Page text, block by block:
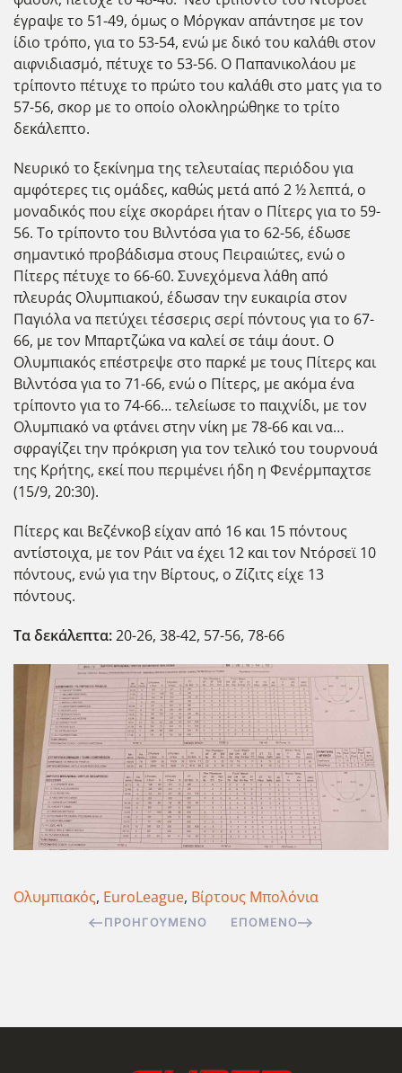
έγραψε το 51-49, όμως ο Μόργκαν απάντησε με τον
ίδιο τρόπο, για το 53-54, ενώ με δικό του καλάθι στον
αιφνιδιασμό, πέτυχε το 53-56. Ο Παπανικολάου με
τρίποντο πέτυχε το πρώτο του καλάθι στο ματς για το
57-56, σκορ με το οποίο ολοκληρώθηκε το τρίτο
δεκάλεπτο.
Νευρικό το ξεκίνημα της τελευταίας περιόδου για
αμφότερες τις ομάδες, καθώς μετά από 2 ½ λεπτά, ο
μοναδικός που είχε σκοράρει ήταν ο Πίτερς για το 59-
56. Το τρίποντο του Βιλντόσα για το 62-56, έδωσε
σημαντικό προβάδισμα στους Πειραιώτες, ενώ ο
Πίτερς πέτυχε το 66-60. Συνεχόμενα λάθη από
πλευράς Ολυμπιακού, έδωσαν την ευκαιρία στον
Παγιόλα να πετύχει τέσσερις σερί πόντους για το 67-
66, με τον Μπαρτζώκα να καλεί σε τάιμ άουτ. Ο
Ολυμπιακός επέστρεψε στο παρκέ με τους Πίτερς και
Βιλντόσα για το 71-66, ενώ ο Πίτερς, με ακόμα ένα
τρίποντο για το 74-66… τελείωσε το παιχνίδι, με τον
Ολυμπιακό να φτάνει στην νίκη με 78-66 και να…
σφραγίζει την πρόκριση για τον τελικό του τουρνουά
της Κρήτης, εκεί που περιμένει ήδη η Φενέρμπαχτσε
(15/9, 20:30).
Πίτερς και Βεζένκοβ είχαν από 16 και 15 πόντους
αντίστοιχα, με τον Ράιτ να έχει 12 και τον Ντόρσεϊ 10
πόντους, ενώ για την Βίρτους, ο Ζίζιτς είχε 13
πόντους.
Τα δεκάλεπτα:20-26, 38-42, 57-56, 78-66
Ολυμπιακός, EuroLeague, Βίρτους Μπολόνια
ΠΡΟΗΓΟΎΜΕΝΟ ΕΠΌΜΕΝΟ